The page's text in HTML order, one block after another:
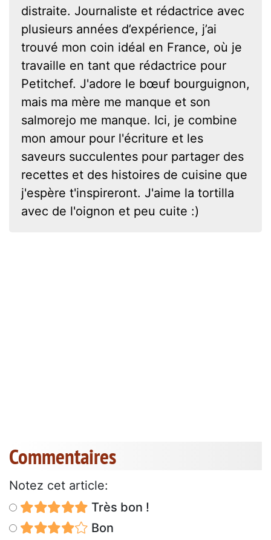
distraite. Journaliste et rédactrice avec
plusieurs années d’expérience, j’ai
trouvé mon coin idéal en France, où je
travaille en tant que rédactrice pour
Petitchef. J'adore le bœuf bourguignon,
mais ma mère me manque et son
salmorejo me manque. Ici, je combine
mon amour pour l'écriture et les
saveurs succulentes pour partager des
recettes et des histoires de cuisine que
j'espère t'inspireront. J'aime la tortilla
avec de l'oignon et peu cuite :)
Commentaires
Notez cet article:
Très bon !
Bon